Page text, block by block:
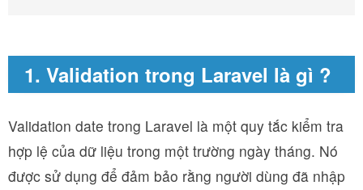
1. Validation trong Laravel là gì ?
Validation date trong Laravel là một quy tắc kiểm tra
hợp lệ của dữ liệu trong một trường ngày tháng. Nó
được sử dụng để đảm bảo rằng người dùng đã nhập